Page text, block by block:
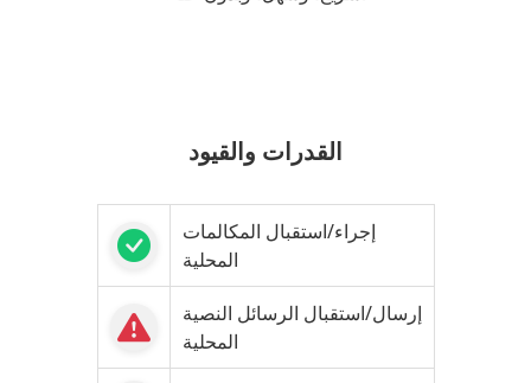
القدرات والقيود
إجراء/استقبال المكالمات
المحلية
إرسال/استقبال الرسائل النصية
المحلية